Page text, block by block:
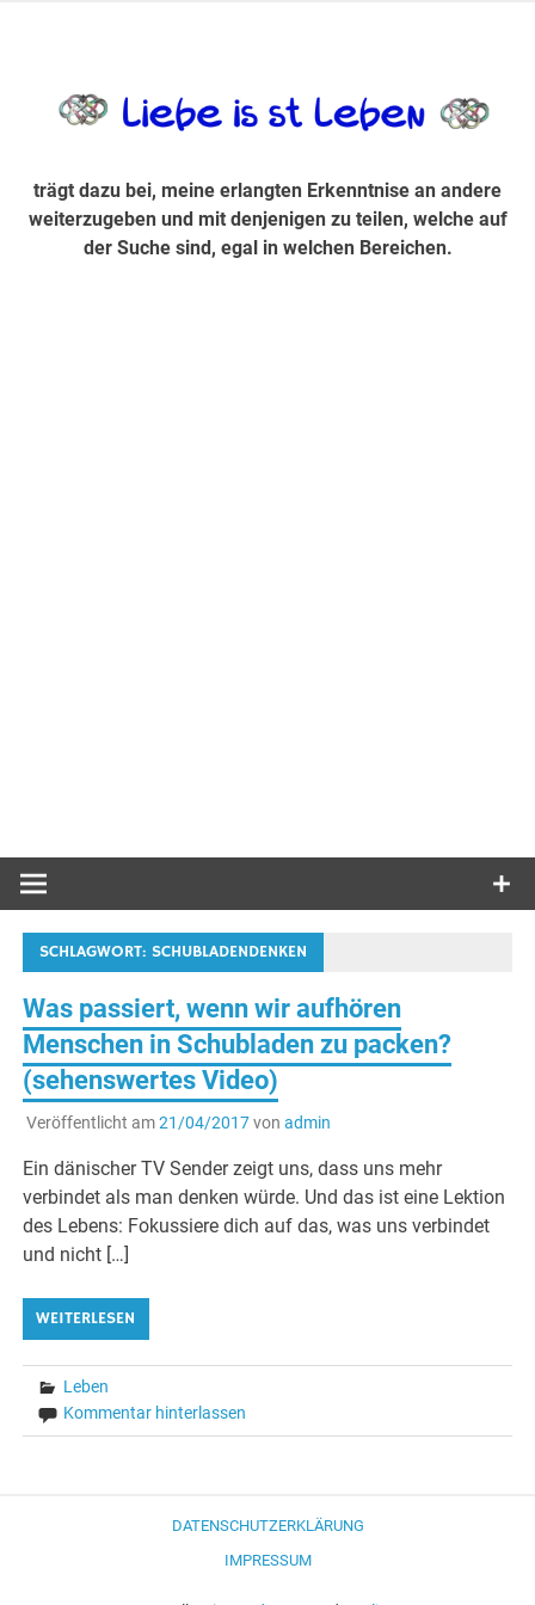
Suche sind, egal in welchen Bereichen.
trägt dazu bei, meine erlangten Erkenntnise an andere
weiterzugeben und mit denjenigen zu teilen, welche auf
der Suche sind, egal in welchen Bereichen.
SCHLAGWORT: SCHUBLADENDENKEN
Was passiert, wenn wir aufhören
Menschen in Schubladen zu packen?
(sehenswertes Video)
Veröffentlicht am21/04/2017von admin
Ein dänischer TV Sender zeigt uns, dass uns mehr
verbindet als man denken würde. Und das ist eine Lektion
des Lebens: Fokussiere dich auf das, was uns verbindet
und nicht […]
WEITERLESEN
Leben
Kommentar hinterlassen
DATENSCHUTZERKLÄRUNG
IMPRESSUM